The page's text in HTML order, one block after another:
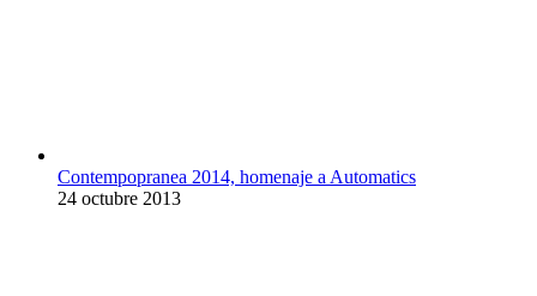
Contempopranea 2014, homenaje a Automatics
24 octubre 2013